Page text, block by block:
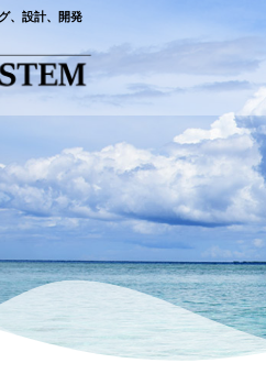
、設計、開発